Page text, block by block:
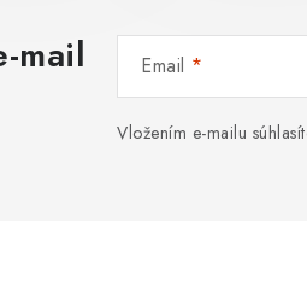
mail Email
Vložením e-mailu